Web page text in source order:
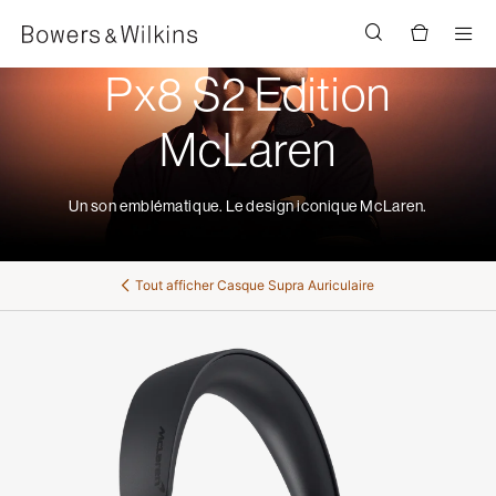
Px8 S2 Edition
McLaren
Un son emblématique. Le design iconique McLaren.
Tout afficher Casque Supra Auriculaire